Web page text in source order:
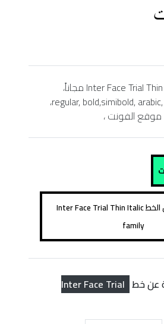
تحمييل خط Inter Face Trial Thin Italic مجاناً،
regular, bold,simibold, arabic, extra bold, black،
الفونت ،
البحث عن أوزان الخط Inter Face Trial Thin Italic
family
عن خط Inter Face Trial